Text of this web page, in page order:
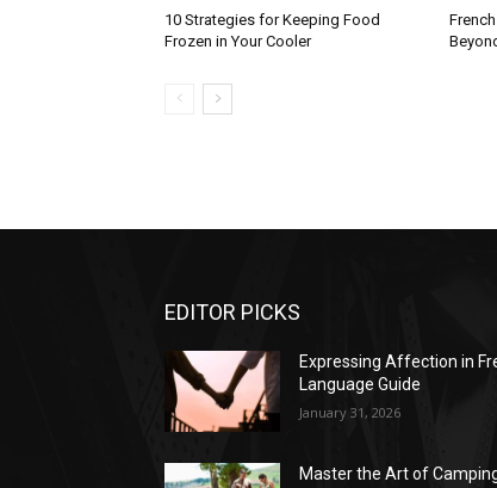
10 Strategies for Keeping Food
Frozen in Your Cooler
EDITOR PICKS
Expressing Affection in
Language Guide
January 31, 2026
Master the Art of